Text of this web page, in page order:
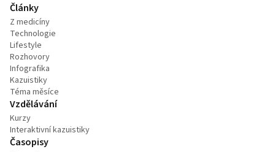
Články
Z medicíny
Technologie
Lifestyle
Rozhovory
Infografika
Kazuistiky
Téma měsíce
Vzdělávání
Kurzy
Interaktivní kazuistiky
Časopisy